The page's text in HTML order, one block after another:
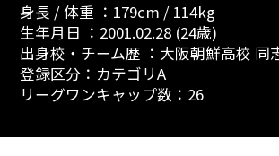
身長 / 体重 ：179cm / 114kg
生年月日 ：2001.02.28 (24歳)
出身校・チーム歴 ：大阪朝鮮高校 同
登録区分：カテゴリA
リーグワンキャップ数：26